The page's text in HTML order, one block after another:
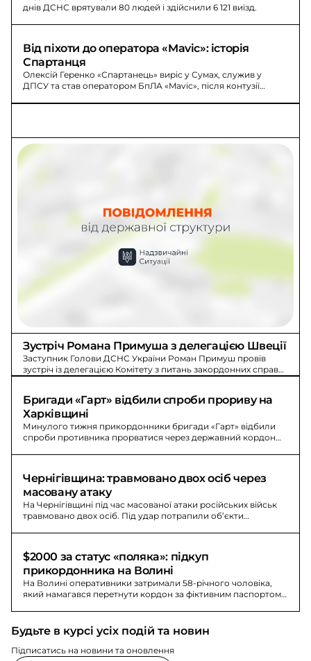
днів ДСНС врятували 80 людей і здійснили 6 121 виїзд.
Від піхоти до оператора «Mavic»: історія
Спартанця
Олексій Геренко «Спартанець» виріс у Сумах, служив у
ДПСУ та став оператором БпЛА «Mavic», після контузії
Зустріч Романа Примуша з делегацією Швеції
Заступник Голови ДСНС України Роман Примуш провів
зустріч із делегацією Комітету з питань закордонних справ
Бригади «Гарт» відбили спроби прориву на
Харківщині
Минулого тижня прикордонники бригади «Гарт» відбили
спроби противника прорватися через державний кордон
Чернігівщина: травмовано двох осіб через
масовану атаку
На Чернігівщині під час масованої атаки російських військ
травмовано двох осіб. Під удар потрапили об’єкти
$2000 за статус «поляка»: підкуп
прикордонника на Волині
На Волині оперативники затримали 58-річного чоловіка,
який намагався перетнути кордон за фіктивним паспортом
Будьте в курсі усіх подій та новин
Підписатись на новини та оновлення